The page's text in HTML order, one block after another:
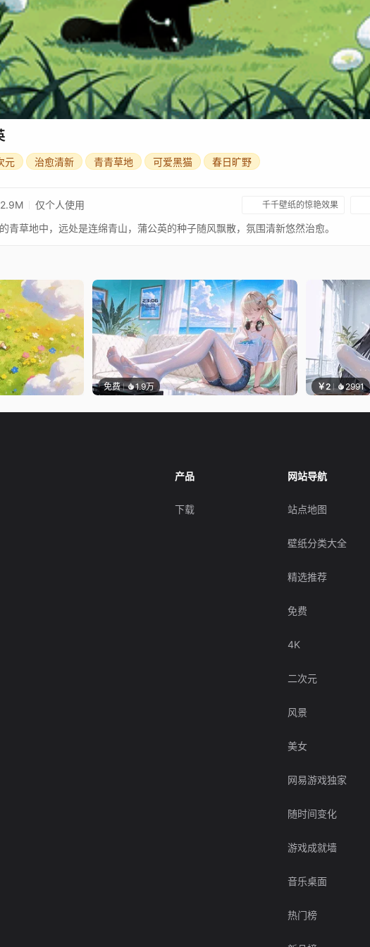
元 治愈清新 青青草地 可爱黑猫 春日旷野
仅个人使用 千千壁纸的惊艳效果
青草地中，远处是连绵青山，蒲公英的种子随风飘散，氛围清新悠然治愈。
免费 1.9万 ￥2 2991
产品
下载
网站导航
站点地图
壁纸分类大全
精选推荐
免费
4K
二次元
风景
美女
网易游戏独家
随时间变化
游戏成就墙
音乐桌面
热门榜